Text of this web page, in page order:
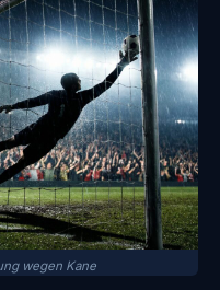
wegen Kane